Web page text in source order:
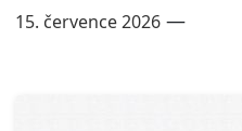
15. července 2026—